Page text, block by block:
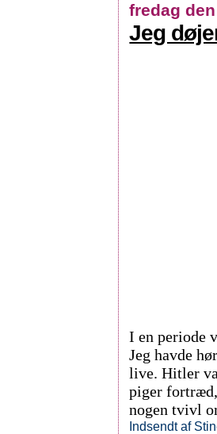
fredag
Jeg
I en periode
Jeg havde
live. Hitler
piger
nogen tvivl
Indsendt af